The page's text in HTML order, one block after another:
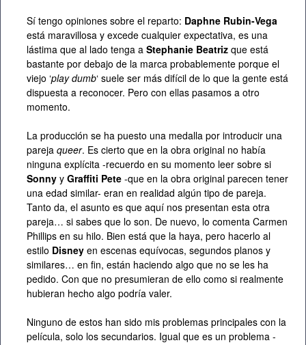
Sí tengo opiniones sobre el reparto: Daphne Rubin-Vega
está maravillosa y excede cualquier expectativa, es una
lástima que al lado tenga a Stephanie Beatriz que está
bastante por debajo de la marca probablemente porque el
viejo ‘play dumb‘ suele ser más difícil de lo que la gente está
dispuesta a reconocer. Pero con ellas pasamos a otro
momento.
La producción se ha puesto una medalla por introducir una
pareja queer. Es cierto que en la obra original no había
ninguna explícita -recuerdo en su momento leer sobre si
Sonny y Graffiti Pete -que en la obra original parecen tener
una edad similar- eran en realidad algún tipo de pareja.
Tanto da, el asunto es que aquí nos presentan esta otra
pareja… si sabes que lo son. De nuevo, lo comenta Carmen
Phillips en su hilo. Bien está que la haya, pero hacerlo al
estilo Disney en escenas equívocas, segundos planos y
similares… en fin, están haciendo algo que no se les ha
pedido. Con que no presumieran de ello como si realmente
hubieran hecho algo podría valer.
Ninguno de estos han sido mis problemas principales con la
película, solo los secundarios. Igual que es un problema -